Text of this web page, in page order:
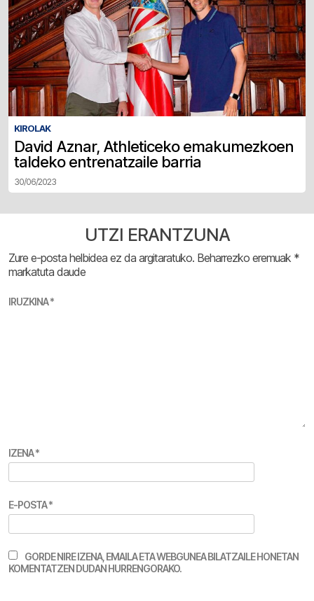
KIROLAK
David Aznar, Athleticeko emakumezkoen
taldeko entrenatzaile barria
30/06/2023
UTZI ERANTZUNA
Zure e-posta helbidea ez da argitaratuko. Beharrezko eremuak *
markatuta daude
IRUZKINA*
IZENA*
E-POSTA*
GORDE NIRE IZENA, EMAILA ETA WEBGUNEA BILATZAILE HONETAN
KOMENTATZEN DUDAN HURRENGORAKO.